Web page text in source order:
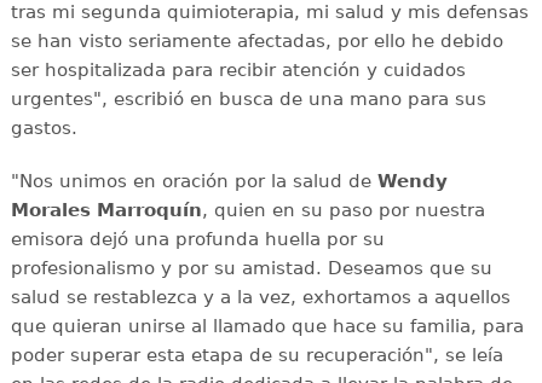
tras mi segunda quimioterapia, mi salud y mis defensas
se han visto seriamente afectadas, por ello he debido
ser hospitalizada para recibir atención y cuidados
urgentes", escribió en busca de una mano para sus
gastos.
"Nos unimos en oración por la salud de Wendy
Morales Marroquín, quien en su paso por nuestra
emisora dejó una profunda huella por su
profesionalismo y por su amistad. Deseamos que su
salud se restablezca y a la vez, exhortamos a aquellos
que quieran unirse al llamado que hace su familia, para
poder superar esta etapa de su recuperación", se leía